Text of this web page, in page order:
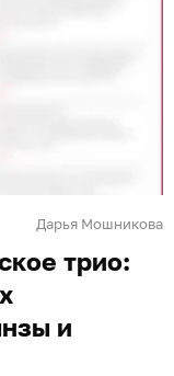
Дарья Мошникова
трио:
и